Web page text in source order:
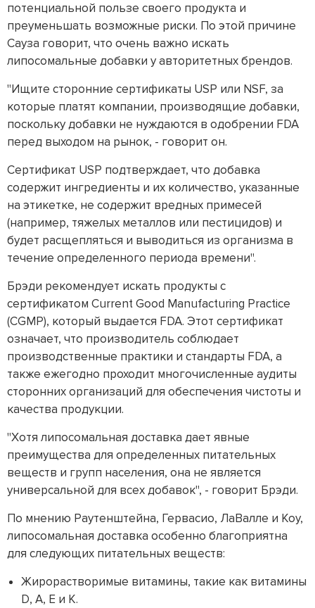
потенциальной пользе своего продукта и
преуменьшать возможные риски. По этой причине
Сауза говорит, что очень важно искать
липосомальные добавки у авторитетных брендов.
"Ищите сторонние сертификаты USP или NSF, за
которые платят компании, производящие добавки,
поскольку добавки не нуждаются в одобрении FDA
перед выходом на рынок, - говорит он.
Сертификат USP подтверждает, что добавка
содержит ингредиенты и их количество, указанные
на этикетке, не содержит вредных примесей
(например, тяжелых металлов или пестицидов) и
будет расщепляться и выводиться из организма в
течение определенного периода времени".
Брэди рекомендует искать продукты с
сертификатом Current Good Manufacturing Practice
(CGMP), который выдается FDA. Этот сертификат
означает, что производитель соблюдает
производственные практики и стандарты FDA, а
также ежегодно проходит многочисленные аудиты
сторонних организаций для обеспечения чистоты и
качества продукции.
"Хотя липосомальная доставка дает явные
преимущества для определенных питательных
веществ и групп населения, она не является
универсальной для всех добавок", - говорит Брэди.
По мнению Раутенштейна, Гервасио, ЛаВалле и Коу,
липосомальная доставка особенно благоприятна
для следующих питательных веществ:
Жирорастворимые витамины, такие как витамины
D, A, E и K.